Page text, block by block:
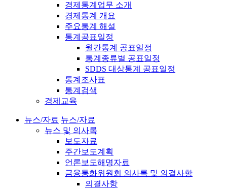
경제통계업무 소개
경제통계 개요
주요통계 해설
통계공표일정
월간통계 공표일정
통계종류별 공표일정
SDDS 대상통계 공표일정
통계조사표
통계검색
경제교육
뉴스/자료 뉴스/자료
뉴스 및 의사록
보도자료
주간보도계획
언론보도해명자료
금융통화위원회 의사록 및 의결사항
의결사항